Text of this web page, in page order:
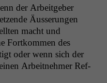
der Arbeit­ge­ber
Äusserun­gen
macht und
Fortkom­men des
oder wenn sich der
Arbeit­nehmer Ref­